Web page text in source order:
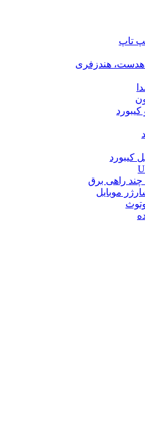
تاپ
هدست، هندزفری
کیبورد
راهی برق
موبایل